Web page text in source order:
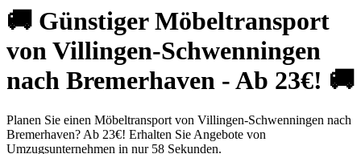
🚚 Günstiger Möbeltransport
von Villingen-Schwenningen
nach Bremerhaven - Ab 23€! 🚚
Planen Sie einen Möbeltransport von Villingen-Schwenningen nach
Bremerhaven? Ab 23€! Erhalten Sie Angebote von
Umzugsunternehmen in nur 58 Sekunden.